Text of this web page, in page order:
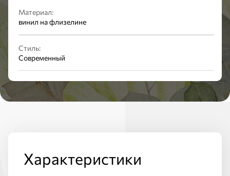
Материал:
винил на флизелине
Стиль:
Современный
Характеристики